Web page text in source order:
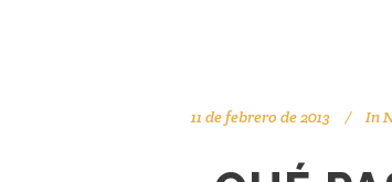
11 de febrero de 2013 In